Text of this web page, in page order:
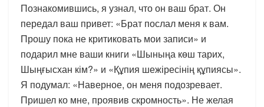
Познакомившись, я узнал, что он ваш брат. Он
передал ваш привет: «Брат послал меня к вам.
Прошу пока не критиковать мои записи» и
подарил мне ваши книги «Шыныңа көш тарих,
Шыңғысхан кім?» и «Құпия шежіресінің құпиясы».
Я подумал: «Наверное, он меня подозревает.
Пришел ко мне, проявив скромность». Не желая